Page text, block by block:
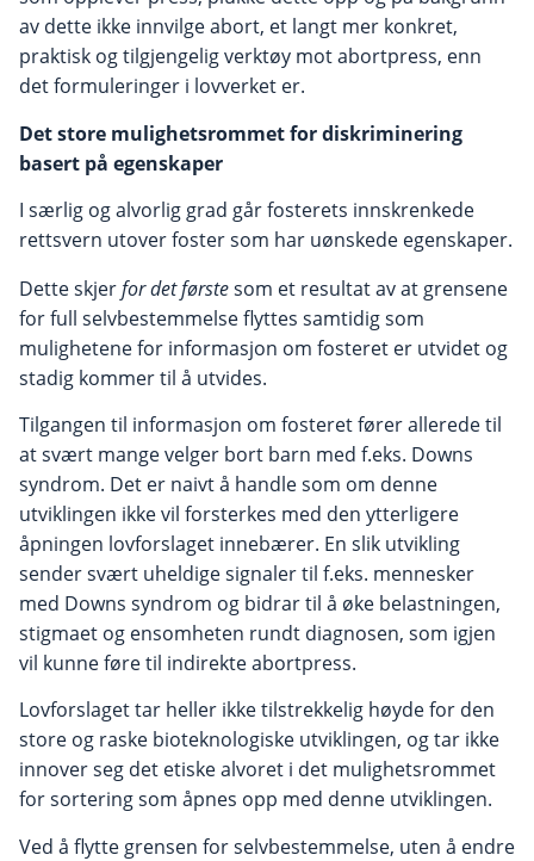
av dette ikke innvilge abort, et langt mer konkret,
praktisk og tilgjengelig verktøy mot abortpress, enn
det formuleringer i lovverket er.
Det store mulighetsrommet for diskriminering
basert på egenskaper
I særlig og alvorlig grad går fosterets innskrenkede
rettsvern utover foster som har uønskede egenskaper.
Dette skjer for det førstesom et resultat av at grensene
for full selvbestemmelse flyttes samtidig som
mulighetene for informasjon om fosteret er utvidet og
stadig kommer til å utvides.
Tilgangen til informasjon om fosteret fører allerede til
at svært mange velger bort barn med f.eks. Downs
syndrom. Det er naivt å handle som om denne
utviklingen ikke vil forsterkes med den ytterligere
åpningen lovforslaget innebærer. En slik utvikling
sender svært uheldige signaler til f.eks. mennesker
med Downs syndrom og bidrar til å øke belastningen,
stigmaet og ensomheten rundt diagnosen, som igjen
vil kunne føre til indirekte abortpress.
Lovforslaget tar heller ikke tilstrekkelig høyde for den
store og raske bioteknologiske utviklingen, og tar ikke
innover seg det etiske alvoret i det mulighetsrommet
for sortering som åpnes opp med denne utviklingen.
Ved å flytte grensen for selvbestemmelse, uten å endre